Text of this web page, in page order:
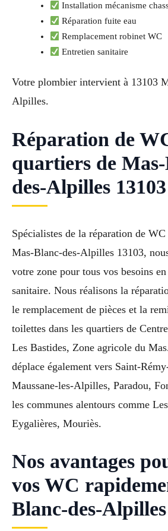
Installation mécanisme
Réparation fuite eau
Remplacement robinet WC
Entretien sanitaire
Votre plombier intervient à 13103
Alpilles.
Réparation de
quartiers de
des-Alpilles 13103
Spécialistes de la réparation de
Mas-Blanc-des-Alpilles 13103,
votre zone pour tous vos besoins en
sanitaire. Nous réalisons la
le remplacement de pièces et la
toilettes dans les quartiers de
Les Bastides, Zone agricole du
déplace également vers Saint-
Maussane-les-Alpilles, Paradou,
les communes alentours comme
Eygalières, Mouriès.
Nos avantages
vos WC
Blanc-des-